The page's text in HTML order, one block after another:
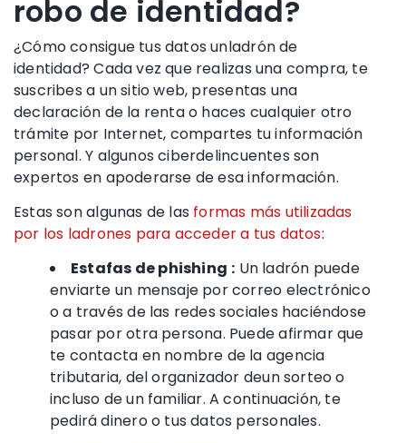
robo de identidad?
¿Cómoconsigue tus datos unladrón de
identidad? Cada vez que realizas una compra, te
suscribes a un sitio web, presentas una
declaración de la rentao haces cualquier otro
trámite por Internet, compartes tu información
personal. Y algunos ciberdelincuentes son
expertos en apoderarse de esa información.
Estas son algunas de las formas más utilizadas
por los ladrones para acceder a tus datos:
Estafas de phishing : Un ladrón puede
enviarte un mensaje por correo electrónico
o a través de las redes sociales haciéndose
pasar por otra persona. Puede afirmar que
te contacta en nombre de la agencia
tributaria, del organizador deun sorteo o
incluso de un familiar. A continuación, te
pedirá dinero o tus datos personales.